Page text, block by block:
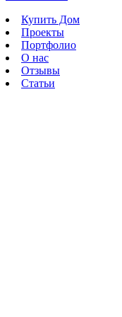
Купить Дом
Проекты
Портфолио
О нас
Отзывы
Статьи